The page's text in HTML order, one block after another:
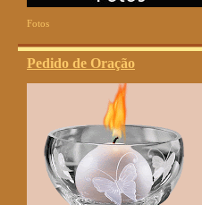
Fotos
Pedido de Oração